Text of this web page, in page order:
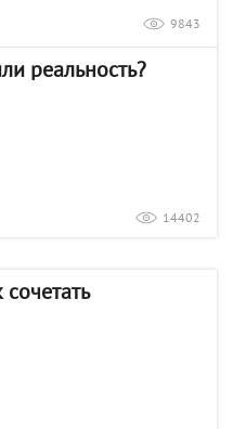
9843
реальность?
14402